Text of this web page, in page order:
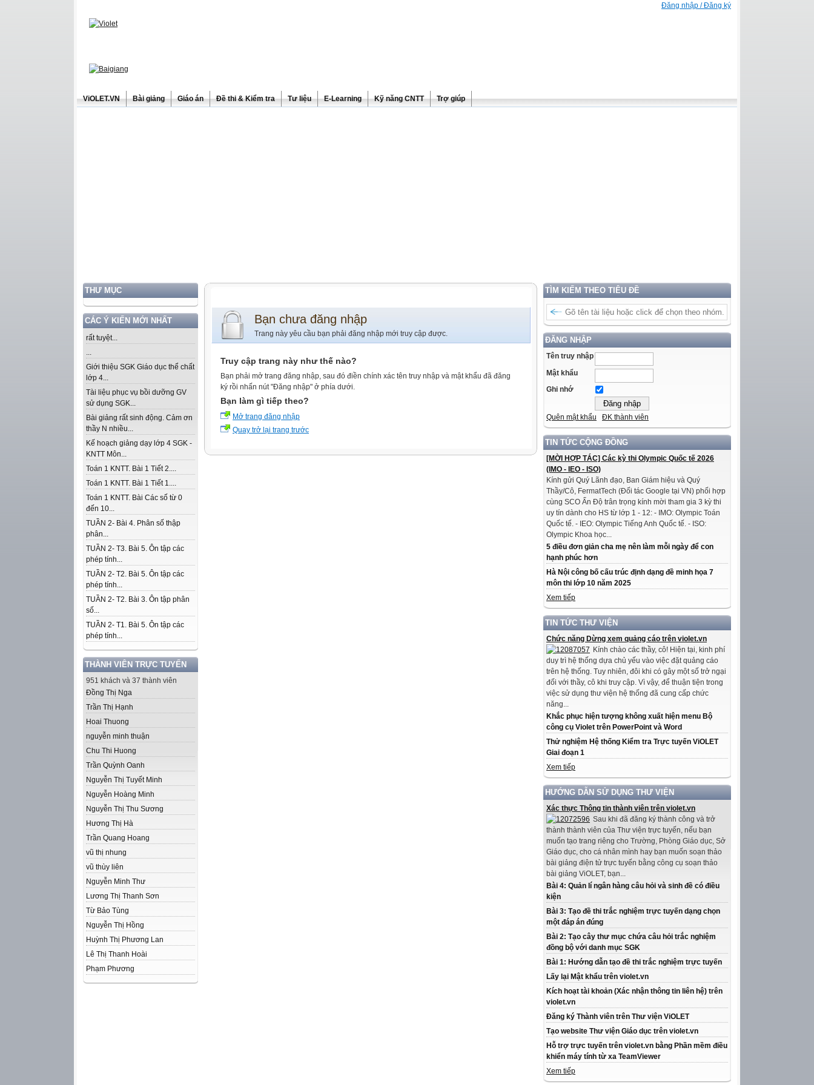
Đăng nhập / Đăng ký
ViOLET.VN Bài giảng Giáo án Đề thi & Kiểm tra Tư liệu E-Learning Kỹ năng CNTT Trợ giúp
THƯ MỤC
CÁC Ý KIẾN MỚI NHẤT
rất tuyệt...
...
Giới thiệu SGK Giáo dục thể chất
lớp 4...
Tài liệu phục vụ bồi dưỡng GV
sử dụng SGK...
Bài giảng rất sinh động. Cảm ơn
thầy N nhiều...
Kế hoạch giảng dạy lớp 4 SGK -
KNTT Môn...
Toán 1 KNTT. Bài 1 Tiết 2....
Toán 1 KNTT. Bài 1 Tiết 1....
Toán 1 KNTT. Bài Các số từ 0
đến 10...
TUẦN 2- Bài 4. Phân số thập
phân...
TUẦN 2- T3. Bài 5. Ôn tập các
phép tính...
TUẦN 2- T2. Bài 5. Ôn tập các
phép tính...
TUẦN 2- T2. Bài 3. Ôn tập phân
số...
TUẦN 2- T1. Bài 5. Ôn tập các
phép tính...
THÀNH VIÊN TRỰC TUYẾN
951 khách và 37 thành viên
Đồng Thị Nga
Trần Thị Hạnh
Hoai Thuong
nguyễn minh thuận
Chu Thi Huong
Trần Quỳnh Oanh
Nguyễn Thị Tuyết Minh
Nguyễn Hoàng Minh
Nguyễn Thị Thu Sương
Hương Thị Hà
Trần Quang Hoang
vũ thị nhung
vũ thùy liên
Nguyễn Minh Thư
Lương Thị Thanh Sơn
Từ Bảo Tùng
Nguyễn Thị Hồng
Huỳnh Thị Phương Lan
Lê Thị Thanh Hoài
Phạm Phương
TÌM KIẾM THEO TIÊU ĐỀ
ĐĂNG NHẬP
Tên truy nhập
Mật khẩu
Ghi nhớ
Quên mật khẩu ĐK thành viên
TIN TỨC CỘNG ĐỒNG
[MỜI HỢP TÁC] Các kỳ thi Olympic Quốc tế 2026
(IMO - IEO - ISO)
Kính gửi Quý Lãnh đạo, Ban Giám hiệu và Quý
Thầy/Cô, FermatTech (Đối tác Google tại VN) phối hợp
cùng SCO Ấn Độ trân trọng kính mời tham gia 3 kỳ thi
uy tín dành cho HS từ lớp 1 - 12: - IMO: Olympic Toán
Quốc tế. - IEO: Olympic Tiếng Anh Quốc tế. - ISO:
Olympic Khoa học...
5 điều đơn giản cha mẹ nên làm mỗi ngày để con
hạnh phúc hơn
Hà Nội công bố cấu trúc định dạng đề minh họa 7
môn thi lớp 10 năm 2025
Xem tiếp
TIN TỨC THƯ VIỆN
Chức năng Dừng xem quảng cáo trên violet.vn
Kính chào các thầy, cô! Hiện tại, kinh phí
duy trì hệ thống dựa chủ yếu vào việc đặt quảng cáo
trên hệ thống. Tuy nhiên, đôi khi có gây một số trở ngại
đối với thầy, cô khi truy cập. Vì vậy, để thuận tiện trong
việc sử dụng thư viện hệ thống đã cung cấp chức
năng...
Khắc phục hiện tượng không xuất hiện menu Bộ
công cụ Violet trên PowerPoint và Word
Thử nghiệm Hệ thống Kiểm tra Trực tuyến ViOLET
Giai đoạn 1
Xem tiếp
HƯỚNG DẪN SỬ DỤNG THƯ VIỆN
Xác thực Thông tin thành viên trên violet.vn
Sau khi đã đăng ký thành công và trở
thành thành viên của Thư viện trực tuyến, nếu bạn
muốn tạo trang riêng cho Trường, Phòng Giáo dục, Sở
Giáo dục, cho cá nhân mình hay bạn muốn soạn thảo
bài giảng điện tử trực tuyến bằng công cụ soạn thảo
bài giảng ViOLET, bạn...
Bài 4: Quản lí ngân hàng câu hỏi và sinh đề có điều
kiện
Bài 3: Tạo đề thi trắc nghiệm trực tuyến dạng chọn
một đáp án đúng
Bài 2: Tạo cây thư mục chứa câu hỏi trắc nghiệm
đồng bộ với danh mục SGK
Bài 1: Hướng dẫn tạo đề thi trắc nghiệm trực tuyến
Lấy lại Mật khẩu trên violet.vn
Kích hoạt tài khoản (Xác nhận thông tin liên hệ) trên
violet.vn
Đăng ký Thành viên trên Thư viện ViOLET
Tạo website Thư viện Giáo dục trên violet.vn
Hỗ trợ trực tuyến trên violet.vn bằng Phần mềm điều
khiển máy tính từ xa TeamViewer
Xem tiếp
Bạn chưa đăng nhập
Trang này yêu cầu bạn phải đăng nhập mới truy cập được.
Truy cập trang này như thế nào?
Bạn phải mở trang đăng nhập, sau đó điền chính xác tên truy nhập và mật khẩu đã đăng
ký rồi nhấn nút "Đăng nhập" ở phía dưới.
Bạn làm gì tiếp theo?
Mở trang đăng nhập
Quay trở lại trang trước